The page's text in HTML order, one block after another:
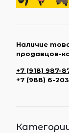
Наличие
продавцов-
+7 (918) 987-
+7 (988) 6-